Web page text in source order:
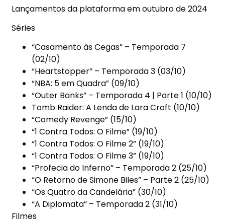
Lançamentos da plataforma em outubro de 2024
Séries
“Casamento às Cegas” – Temporada 7
(02/10)
“Heartstopper” – Temporada 3 (03/10)
“NBA: 5 em Quadra” (09/10)
“Outer Banks” – Temporada 4 | Parte 1 (10/10)
Tomb Raider: A Lenda de Lara Croft (10/10)
“Comedy Revenge” (15/10)
“1 Contra Todos: O Filme” (19/10)
“1 Contra Todos: O Filme 2” (19/10)
“1 Contra Todos: O Filme 3” (19/10)
“Profecia do Inferno” – Temporada 2 (25/10)
“O Retorno de Simone Biles” – Parte 2 (25/10)
“Os Quatro da Candelária” (30/10)
“A Diplomata” – Temporada 2 (31/10)
Filmes